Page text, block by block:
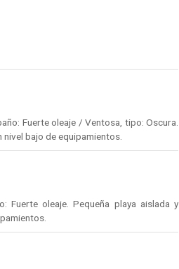
Fuerte oleaje / Ventosa, tipo: Oscura.
bajo de equipamientos.
Fuerte oleaje. Pequeña playa aislada y